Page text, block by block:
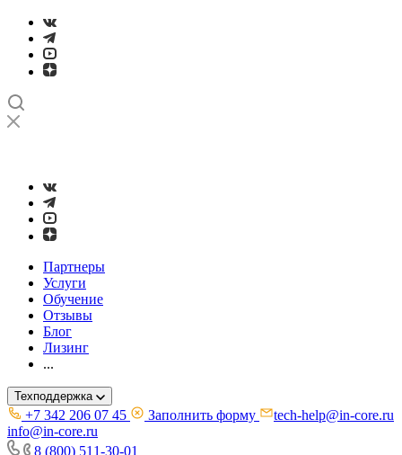
Партнеры
Услуги
Обучение
Отзывы
Блог
Лизинг
...
Техподдержка
+7 342 206 07 45 Заполнить форму
tech-help@in-core.ru
info@in-core.ru
8 (800) 511-30-01